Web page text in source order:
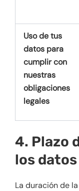
Uso de tus
datos para
cumplir con
nuestras
obligaciones
legales
4. Plazo
los
La duración de